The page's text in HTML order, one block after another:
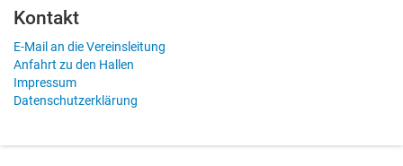
Kontakt
E-Mail an die Vereinsleitung
Anfahrt zu den Hallen
Impressum
Datenschutzerklärung